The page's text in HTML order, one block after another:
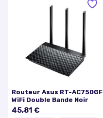
Routeur Asus RT-AC750GF
WiFi Double Bande Noir
45,81 €